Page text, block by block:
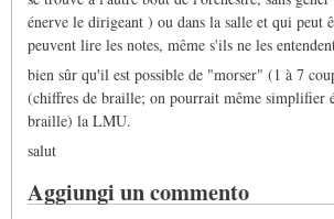
énerve le dirigeant ) ou dans la salle et qui peut
peuvent lire les notes, même s'ils ne les
bien sûr qu'il est possible de "morser" (1 à 7
(chiffres de braille; on pourrait même simplifier
braille) la LMU.
salut
Aggiungi un commento